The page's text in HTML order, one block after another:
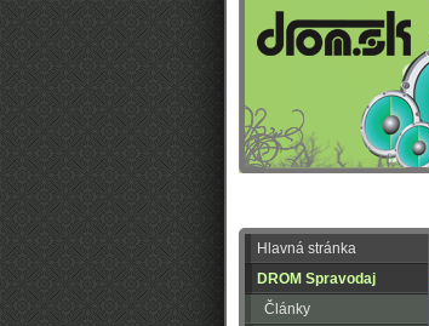
Hlavná stránka
DROM Spravodaj
Články